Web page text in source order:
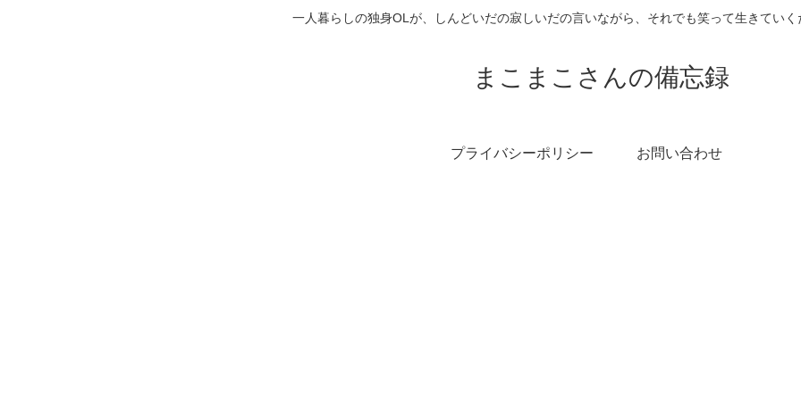
一人暮らしの独身OLが、しんどいだの寂しいだの言いながら、それでも笑って生きていく
まこまこさんの備忘録
プライバシーポリシー お問い合わせ